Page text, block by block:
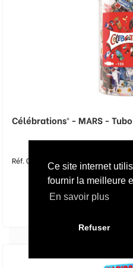
Ce site internet
fournir la meilleure
En savoir plus
Refuser
Célébrations® - MARS -
Réf. 005893